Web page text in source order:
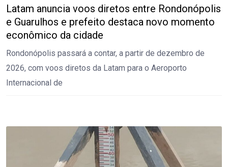
Latam anuncia voos diretos entre Rondonópolis
e Guarulhos e prefeito destaca novo momento
econômico da cidade
Rondonópolis passará a contar, a partir de dezembro de
2026, com voos diretos da Latam para o Aeroporto
Internacional de